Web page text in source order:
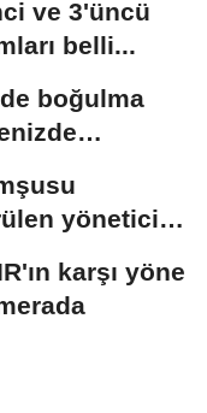
ve 3'üncü
belli...
boğulma
yönetici
karşı yöne